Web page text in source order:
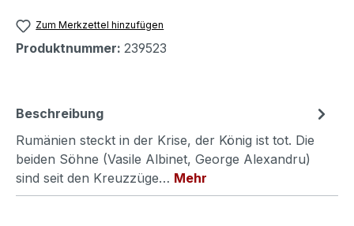
Zum Merkzettel hinzufügen
Produktnummer: 239523
Beschreibung
Rumänien steckt in der Krise, der König ist tot. Die
beiden Söhne (Vasile Albinet, George Alexandru)
sind seit den Kreuzzüge… Mehr